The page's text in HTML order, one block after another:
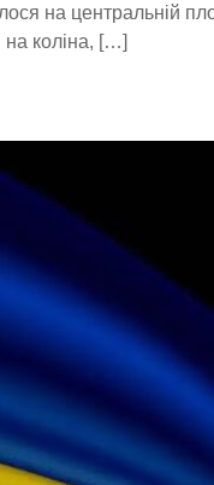
на центральній
на коліна, […]